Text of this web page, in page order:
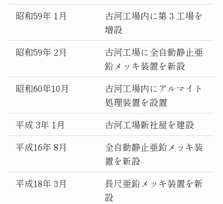
昭和59年 1月
古河工場内に第３工場を
増設
昭和59年 2月
古河工場に全自動静止亜
鉛メッキ装置を新設
昭和60年10月
古河工場内にアルマイト
処理装置を設置
平成 3年 1月
古河工場新社屋を建設
平成16年 8月
全自動静止亜鉛メッキ装
置を新設
平成18年 3月
長尺亜鉛メッキ装置を新
設